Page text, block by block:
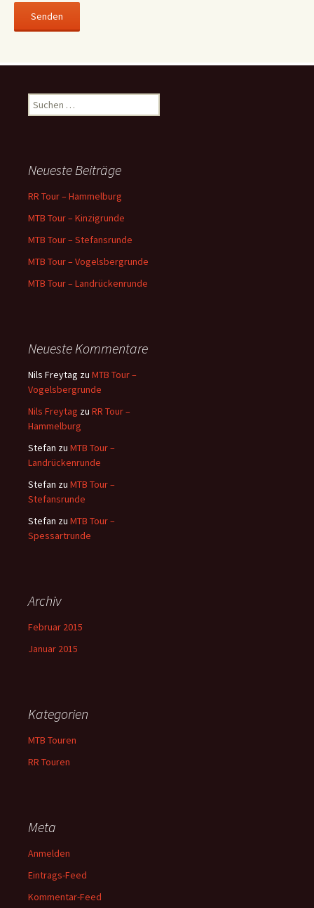
Suchen
nach:
Neueste Beiträge
RR Tour – Hammelburg
MTB Tour – Kinzigrunde
MTB Tour – Stefansrunde
MTB Tour – Vogelsbergrunde
MTB Tour – Landrückenrunde
Neueste Kommentare
Nils Freytag zu MTB Tour –
Vogelsbergrunde
Nils Freytag zu RR Tour –
Hammelburg
Stefan zu MTB Tour –
Landrückenrunde
Stefan zu MTB Tour –
Stefansrunde
Stefan zu MTB Tour –
Spessartrunde
Archiv
Februar 2015
Januar 2015
Kategorien
MTB Touren
RR Touren
Meta
Anmelden
Eintrags-Feed
Kommentar-Feed